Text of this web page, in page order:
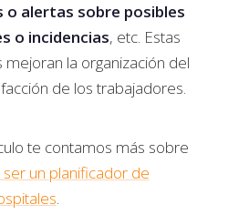
alertas sobre posibles
o incidencias, etc. Estas
la organización del
de los trabajadores.
te contamos más sobre
un planificador de
.